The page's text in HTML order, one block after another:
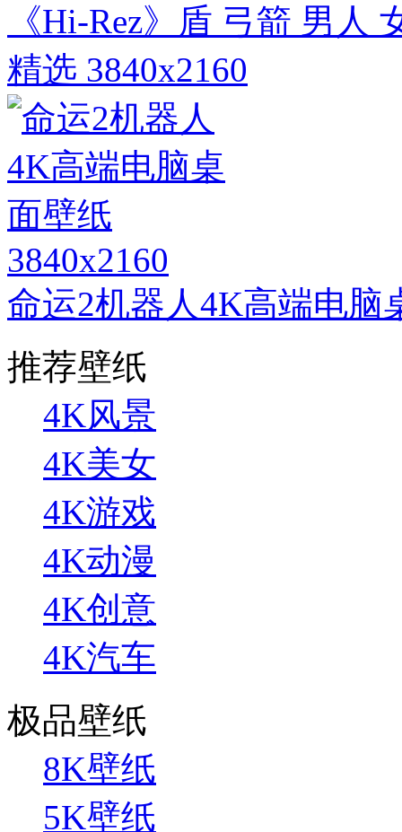
《Hi-Rez》盾 弓箭 男人
精选 3840x2160
3840x2160
命运2机器人4K高端电脑
推荐壁纸
4K风景
4K美女
4K游戏
4K动漫
4K创意
4K汽车
极品壁纸
8K壁纸
5K壁纸